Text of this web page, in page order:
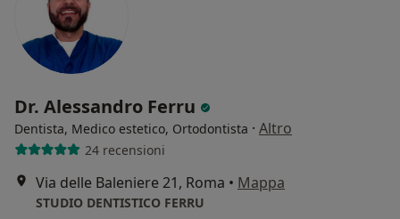
Dr. Alessandro Ferru
Dentista, Medico estetico, Ortodontista · Altro
24 recensioni
Via delle Baleniere 21, Roma • Mappa
STUDIO DENTISTICO FERRU